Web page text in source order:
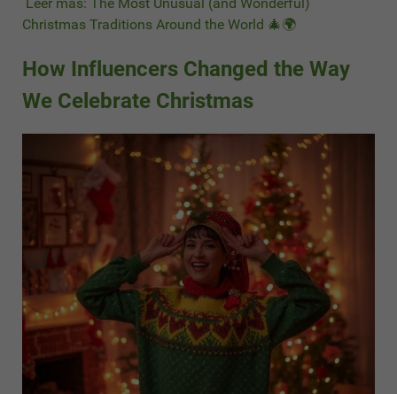
Christmas Traditions Around the World 🎄🌍
How Influencers Changed the Way
We Celebrate Christmas